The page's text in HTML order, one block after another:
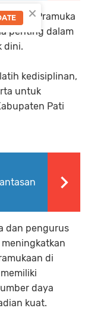
Pramuka
penting dalam
dini.
kedisiplinan,
untuk
Pati
dan pengurus
di
daya
kuat.
×